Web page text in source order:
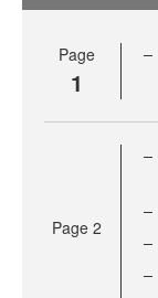
Page
1
Page 2